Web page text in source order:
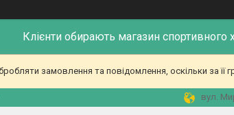
Клієнти обирають магазин спортивного
замовлення та повідомлення, оскільки за
вул.